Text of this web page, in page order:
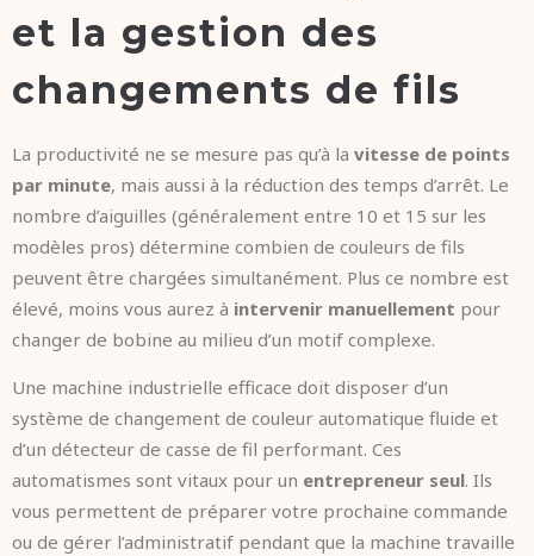
et la gestion des
changements de fils
La productivité ne se mesure pas qu’à la vitesse de points
par minute, mais aussi à la réduction des temps d’arrêt. Le
nombre d’aiguilles (généralement entre 10 et 15 sur les
modèles pros) détermine combien de couleurs de fils
peuvent être chargées simultanément. Plus ce nombre est
élevé, moins vous aurez à intervenir manuellement pour
changer de bobine au milieu d’un motif complexe.
Une machine industrielle efficace doit disposer d’un
système de changement de couleur automatique fluide et
d’un détecteur de casse de fil performant. Ces
automatismes sont vitaux pour un entrepreneur seul. Ils
vous permettent de préparer votre prochaine commande
ou de gérer l’administratif pendant que la machine travaille